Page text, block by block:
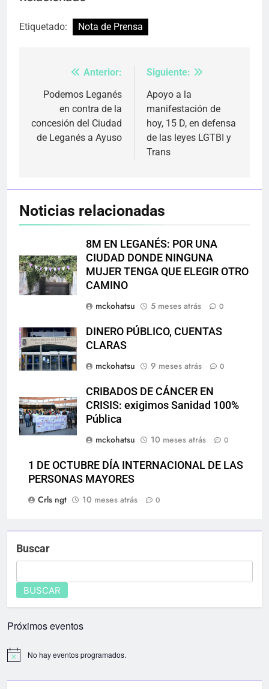
Etiquetado: Nota de Prensa
Navegación
de
entradas
Anterior:
Podemos Leganés
en contra de la
concesión del Ciudad
de Leganés a Ayuso
Siguiente:
Apoyo a la
manifestación de
hoy, 15 D, en defensa
de las leyes LGTBI y
Trans
Noticias relacionadas
8M EN LEGANÉS: POR UNA
CIUDAD DONDE NINGUNA
MUJER TENGA QUE ELEGIR OTRO
CAMINO
mckohatsu
5 meses atrás 0
DINERO PÚBLICO, CUENTAS
CLARAS
mckohatsu
9 meses atrás 0
CRIBADOS DE CÁNCER EN
CRISIS: exigimos Sanidad 100%
Pública
mckohatsu
10 meses atrás 0
1 DE OCTUBRE DÍA INTERNACIONAL DE LAS
PERSONAS MAYORES
Crls ngt
10 meses atrás 0
Buscar
BUSCAR
Próximos eventos
No hay eventos programados.